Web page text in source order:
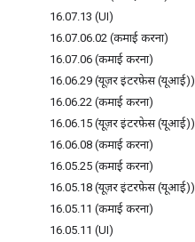
16.07.13 (UI)
16.07.06.02 (कमाई करना)
16.07.06 (कमाई करना)
16.06.29 (यूज़र इंटरफ़ेस (यूआई))
16.06.22 (कमाई करना)
16.06.15 (यूज़र इंटरफ़ेस (यूआई))
16.06.08 (कमाई करना)
16.05.25 (कमाई करना)
16.05.18 (यूज़र इंटरफ़ेस (यूआई))
16.05.11 (कमाई करना)
16.05.11 (UI)